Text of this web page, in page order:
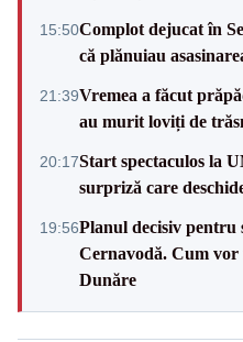
15:50Complot dejucat în
că plănuiau
21:39Vremea a făcut
au murit loviți de
20:17Start spectaculos la
surpriză care
19:56Planul decisiv pentru
Cernavodă. Cum
Dunăre